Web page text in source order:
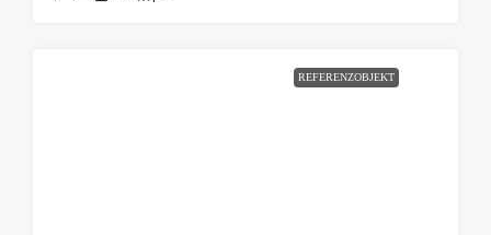
REFERENZOBJEKT